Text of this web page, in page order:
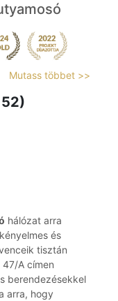
Mutass többet >>
hálózat arra
és
tisztán
A címen
berendezésekkel
arra, hogy